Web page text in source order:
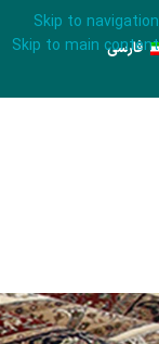
Skip to navigation
Skip to main content
فارسی